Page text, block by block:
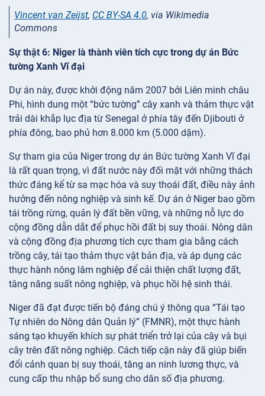
Vincent van Zeijst, CC BY-SA 4.0, via Wikimedia
Commons
Sự thật 6: Niger là thành viên tích cực trong dự án Bức
tường Xanh Vĩ đại
Dự án này, được khởi động năm 2007 bởi Liên minh châu
Phi, hình dung một “bức tường” cây xanh và thảm thực vật
trải dài khắp lục địa từ Senegal ở phía tây đến Djibouti ở
phía đông, bao phủ hơn 8.000 km (5.000 dặm).
Sự tham gia của Niger trong dự án Bức tường Xanh Vĩ đại
là rất quan trọng, vì đất nước này đối mặt với những thách
thức đáng kể từ sa mạc hóa và suy thoái đất, điều này ảnh
hưởng đến nông nghiệp và sinh kế. Dự án ở Niger bao gồm
tái trồng rừng, quản lý đất bền vững, và những nỗ lực do
cộng đồng dẫn dắt để phục hồi đất bị suy thoái. Nông dân
và cộng đồng địa phương tích cực tham gia bằng cách
trồng cây, tái tạo thảm thực vật bản địa, và áp dụng các
thực hành nông lâm nghiệp để cải thiện chất lượng đất,
tăng năng suất nông nghiệp, và phục hồi hệ sinh thái.
Niger đã đạt được tiến bộ đáng chú ý thông qua “Tái tạo
Tự nhiên do Nông dân Quản lý” (FMNR), một thực hành
sáng tạo khuyến khích sự phát triển trở lại của cây và bụi
cây trên đất nông nghiệp. Cách tiếp cận này đã giúp biến
đổi cảnh quan bị suy thoái, tăng an ninh lương thực, và
cung cấp thu nhập bổ sung cho dân số địa phương.